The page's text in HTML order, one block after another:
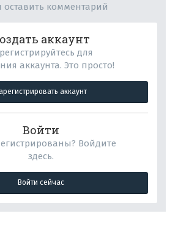
оставить комментарий
аккаунт
для
аккаунта. Это просто!
аккаунт
Войти
Войдите
здесь.
Войти сейчас